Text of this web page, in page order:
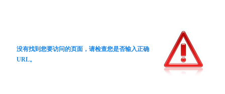
没有找到您要访问的页面，请检查您是否输入正确
URL。